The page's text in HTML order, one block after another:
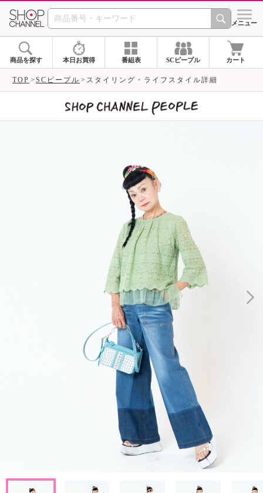
SHOP CHANNEL シメニュー
商品を探す 本日お買得 番組表 SCピープル カート
TOP SCピープル スタイリング・ライフスタイル詳細